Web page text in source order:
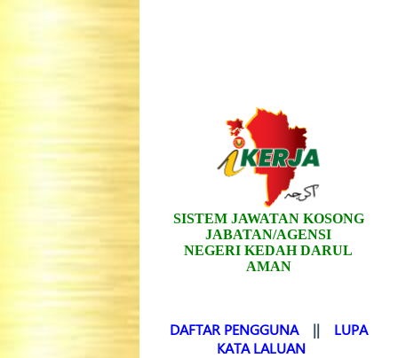
SISTEM JAWATAN KOSONG
JABATAN/AGENSI
NEGERI KEDAH DARUL
AMAN
DAFTAR PENGGUNA|| LUPA
KATA LALUAN